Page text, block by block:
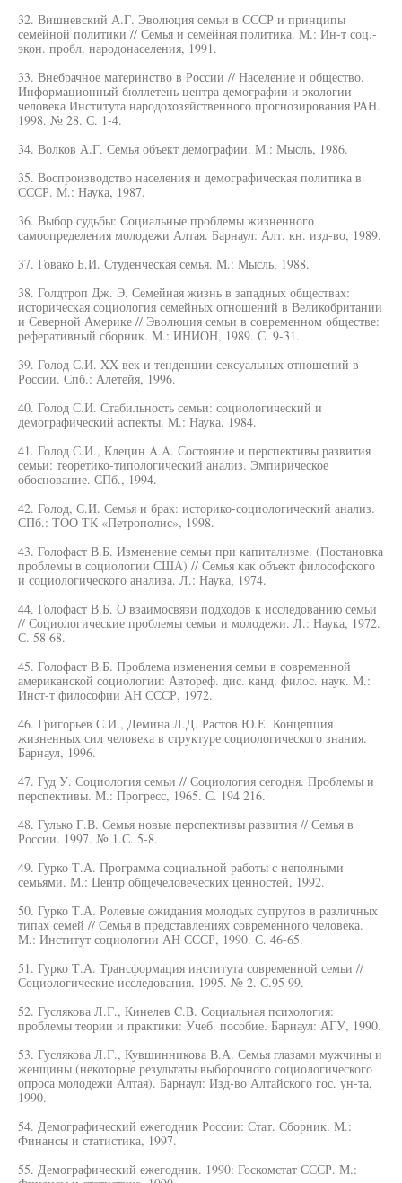
32. Вишневский А.Г. Эволюция семьи в СССР и принципы
семейной политики // Семья и семейная политика. М.: Ин-т соц.-
экон. пробл. народонаселения, 1991.
33. Внебрачное материнство в России // Население и общество.
Информационный бюллетень центра демографии и экологии
человека Института народохозяйственного прогнозирования РАН.
1998. № 28. С. 1-4.
34. Волков А.Г. Семья объект демографии. М.: Мысль, 1986.
35. Воспроизводство населения и демографическая политика в
СССР. М.: Наука, 1987.
36. Выбор судьбы: Социальные проблемы жизненного
самоопределения молодежи Алтая. Барнаул: Алт. кн. изд-во, 1989.
37. Говако Б.И. Студенческая семья. М.: Мысль, 1988.
38. Голдтроп Дж. Э. Семейная жизнь в западных обществах:
историческая социология семейных отношений в Великобритании
и Северной Америке // Эволюция семьи в современном обществе:
реферативный сборник. М.: ИНИОН, 1989. С. 9-31.
39. Голод С.И. XX век и тенденции сексуальных отношений в
России. Спб.: Алетейя, 1996.
40. Голод С.И. Стабильность семьи: социологический и
демографический аспекты. М.: Наука, 1984.
41. Голод С.И., Клецин A.A. Состояние и перспективы развития
семьи: теоретико-типологический анализ. Эмпирическое
обоснование. СПб., 1994.
42. Голод, С.И. Семья и брак: историко-социологический анализ.
СПб.: ТОО ТК «Петрополис», 1998.
43. Голофаст В.Б. Изменение семьи при капитализме. (Постановка
проблемы в социологии США) // Семья как объект философского
и социологического анализа. Л.: Наука, 1974.
44. Голофаст В.Б. О взаимосвязи подходов к исследованию семьи
// Социологические проблемы семьи и молодежи. Л.: Наука, 1972.
С. 58 68.
45. Голофаст В.Б. Проблема изменения семьи в современной
американской социологии: Автореф. дис. канд. филос. наук. М.:
Инст-т философии АН СССР, 1972.
46. Григорьев С.И., Демина Л.Д. Растов Ю.Е. Концепция
жизненных сил человека в структуре социологического знания.
Барнаул, 1996.
47. Гуд У. Социология семьи // Социология сегодня. Проблемы и
перспективы. М.: Прогресс, 1965. С. 194 216.
48. Гулько Г.В. Семья новые перспективы развития // Семья в
России. 1997. № 1.С. 5-8.
49. Гурко Т.А. Программа социальной работы с неполными
семьями. М.: Центр общечеловеческих ценностей, 1992.
50. Гурко Т.А. Ролевые ожидания молодых супругов в различных
типах семей // Семья в представлениях современного человека.
М.: Институт социологии АН СССР, 1990. С. 46-65.
51. Гурко Т.А. Трансформация института современной семьи //
Социологические исследования. 1995. № 2. С.95 99.
52. Гуслякова Л.Г., Кинелев C.B. Социальная психология:
проблемы теории и практики: Учеб. пособие. Барнаул: АГУ, 1990.
53. Гуслякова Л.Г., Кувшинникова В.А. Семья глазами мужчины и
женщины (некоторые результаты выборочного социологического
опроса молодежи Алтая). Барнаул: Изд-во Алтайского гос. ун-та,
1990.
54. Демографический ежегодник России: Стат. Сборник. М.:
Финансы и статистика, 1997.
55. Демографический ежегодник. 1990: Госкомстат СССР. М.: